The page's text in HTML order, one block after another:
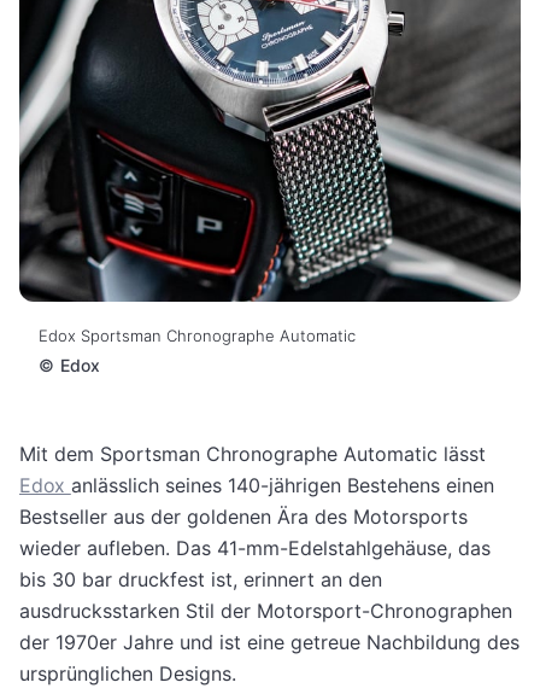
Edox Sportsman Chronographe Automatic
© Edox
Mit dem Sportsman Chronographe Automatic lässt
Edox anlässlich seines 140-jährigen Bestehens einen
Bestseller aus der goldenen Ära des Motorsports
wieder aufleben. Das 41-mm-Edelstahlgehäuse, das
bis 30 bar druckfest ist, erinnert an den
ausdrucksstarken Stil der Motorsport-Chronographen
der 1970er Jahre und ist eine getreue Nachbildung des
ursprünglichen Designs.